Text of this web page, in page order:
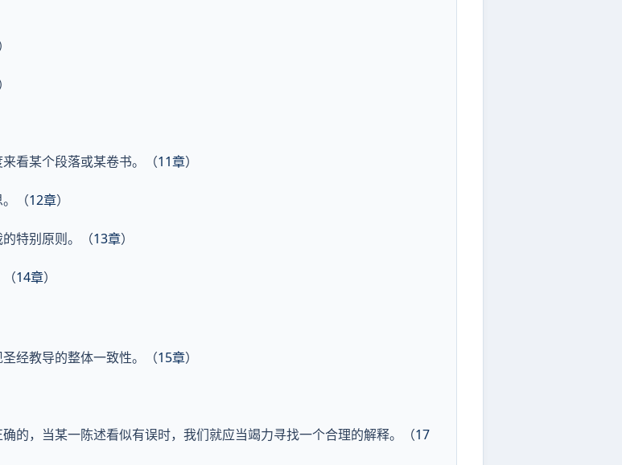
看某个段落或某卷书。（11章）
（12章）
特别原则。（13章）
14章）
经教导的整体一致性。（15章）
的，当某一陈述看似有误时，我们就应当竭力寻找一个合理的解释。（17